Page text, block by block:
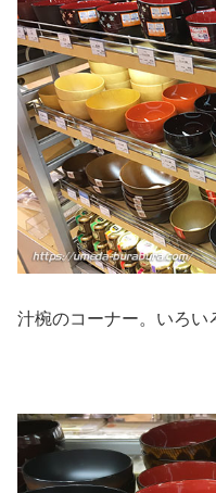
汁椀のコーナー。いろい